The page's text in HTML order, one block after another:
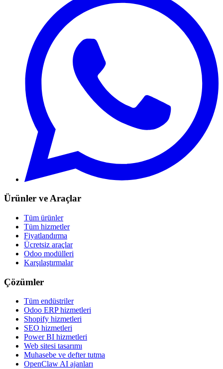
Ürünler ve Araçlar
Tüm ürünler
Tüm hizmetler
Fiyatlandırma
Ücretsiz araçlar
Odoo modülleri
Karşılaştırmalar
Çözümler
Tüm endüstriler
Odoo ERP hizmetleri
Shopify hizmetleri
SEO hizmetleri
Power BI hizmetleri
Web sitesi tasarımı
Muhasebe ve defter tutma
OpenClaw AI ajanları